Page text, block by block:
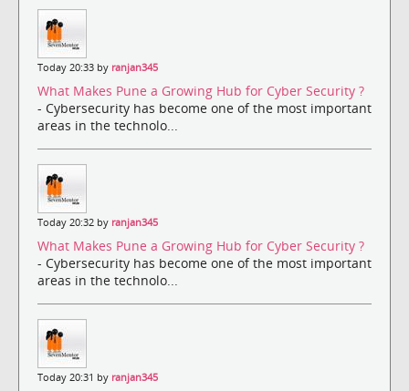
Today 20:33 by ranjan345
What Makes Pune a Growing Hub for Cyber Security ?
- Cybersecurity has become one of the most important
areas in the technolo...
Today 20:32 by ranjan345
What Makes Pune a Growing Hub for Cyber Security ?
- Cybersecurity has become one of the most important
areas in the technolo...
Today 20:31 by ranjan345